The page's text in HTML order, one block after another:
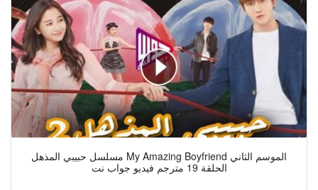
مسلسل حبيبي المذهل My Amazing Boyfriend الموسم الثاني
الحلقة 19 مترجم فيديو جواب نت